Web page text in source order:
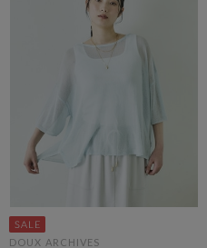
DOUX ARCHIVES